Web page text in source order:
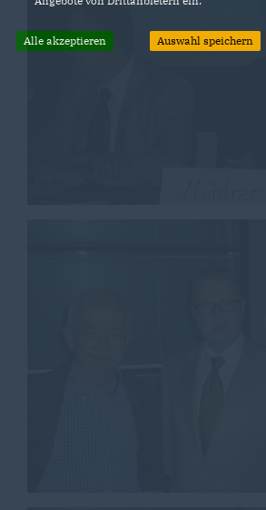
Alle akzeptieren Auswahl speichern